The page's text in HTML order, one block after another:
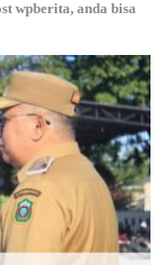
wpberita, anda bisa